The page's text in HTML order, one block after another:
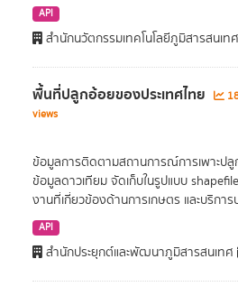
API
สำนักนวัตกรรมเทคโนโลยีภูมิสารสนเทศ
พื้นที่ปลูกอ้อยของประเทศไทย
views
ข้อมูลการติดตามสถานการณ์การเพาะปลู
ข้อมูลดาวเทียม จัดเก็บในรูปแบบ
งานที่เกี่ยวข้องด้านการเกษตร และบริการ
API
สำนักประยุกต์และพัฒนาภูมิสารสนเทศ